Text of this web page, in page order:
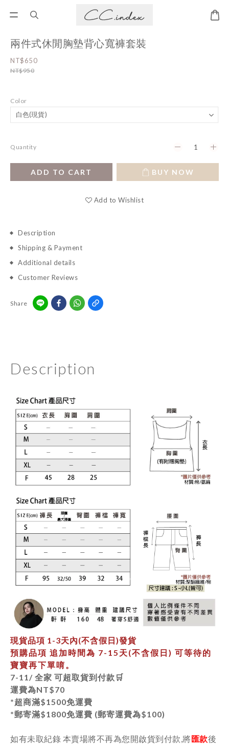
兩件式休閒胸墊背心寬褲套裝
NT$650
NT$950
Color
Quantity
ADD TO CART BUY NOW
Add to Wishlist
Description
Shipping & Payment
Additional details
Customer Reviews
Share
Description
現貨品項 1-3天內(不含假日)發貨
預購品項 追加時間為 7-15天(不含假日) 可等待的
寶寶再下單唷。
7-11/ 全家 可超取貨到付款🛒
運費為NT$70
*超商滿$1500免運費
*郵寄滿$1800免運費 (郵寄運費為$100)
如有未取紀錄 本賣場將不再為您開啟貨到付款,將匯款後